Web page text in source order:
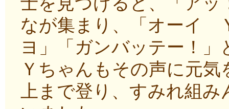
なが集まり、「オーイ
ヨ」「ガンバッテー！
Ｙちゃんもその声に元
上まで登り、すみれ組